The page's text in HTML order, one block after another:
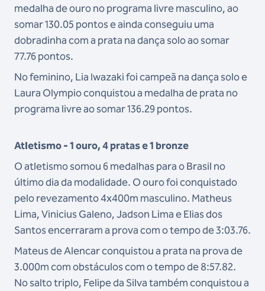
medalha de ouro no programa livre masculino, ao
somar 130.05 pontos e ainda conseguiu uma
dobradinha com a prata na dança solo ao somar
77.76 pontos.
No feminino, Lia Iwazaki foi campeã na dança solo e
Laura Olympio conquistou a medalha de prata no
programa livre ao somar 136.29 pontos.
Atletismo - 1 ouro, 4 pratas e 1 bronze
O atletismo somou 6 medalhas para o Brasil no
último dia da modalidade. O ouro foi conquistado
pelo revezamento 4x400m masculino. Matheus
Lima, Vinicius Galeno, Jadson Lima e Elias dos
Santos encerraram a prova com o tempo de 3:03.76.
Mateus de Alencar conquistou a prata na prova de
3.000m com obstáculos com o tempo de 8:57.82.
No salto triplo, Felipe da Silva também conquistou a